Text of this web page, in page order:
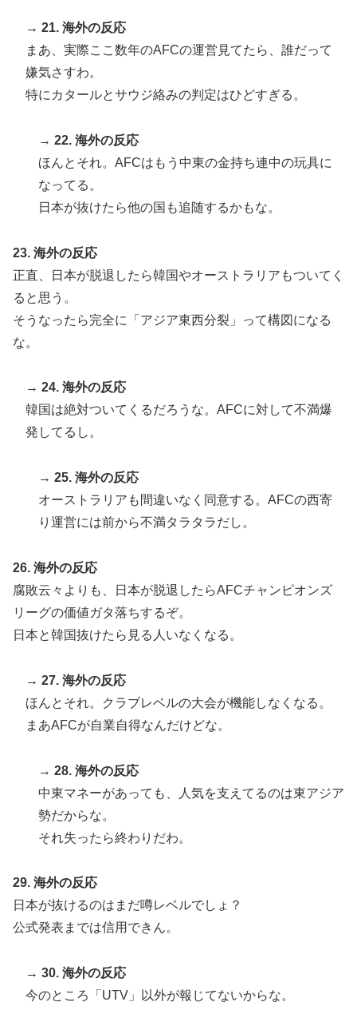
→ 21. 海外の反応
まあ、実際ここ数年のAFCの運営見てたら、誰だって
嫌気さすわ。
特にカタールとサウジ絡みの判定はひどすぎる。
→ 22. 海外の反応
ほんとそれ。AFCはもう中東の金持ち連中の玩具に
なってる。
日本が抜けたら他の国も追随するかもな。
23. 海外の反応
正直、日本が脱退したら韓国やオーストラリアもついてく
ると思う。
そうなったら完全に「アジア東西分裂」って構図になる
な。
→ 24. 海外の反応
韓国は絶対ついてくるだろうな。AFCに対して不満爆
発してるし。
→ 25. 海外の反応
オーストラリアも間違いなく同意する。AFCの西寄
り運営には前から不満タラタラだし。
26. 海外の反応
腐敗云々よりも、日本が脱退したらAFCチャンピオンズ
リーグの価値ガタ落ちするぞ。
日本と韓国抜けたら見る人いなくなる。
→ 27. 海外の反応
ほんとそれ。クラブレベルの大会が機能しなくなる。
まあAFCが自業自得なんだけどな。
→ 28. 海外の反応
中東マネーがあっても、人気を支えてるのは東アジア
勢だからな。
それ失ったら終わりだわ。
29. 海外の反応
日本が抜けるのはまだ噂レベルでしょ？
公式発表までは信用できん。
→ 30. 海外の反応
今のところ「UTV」以外が報じてないからな。